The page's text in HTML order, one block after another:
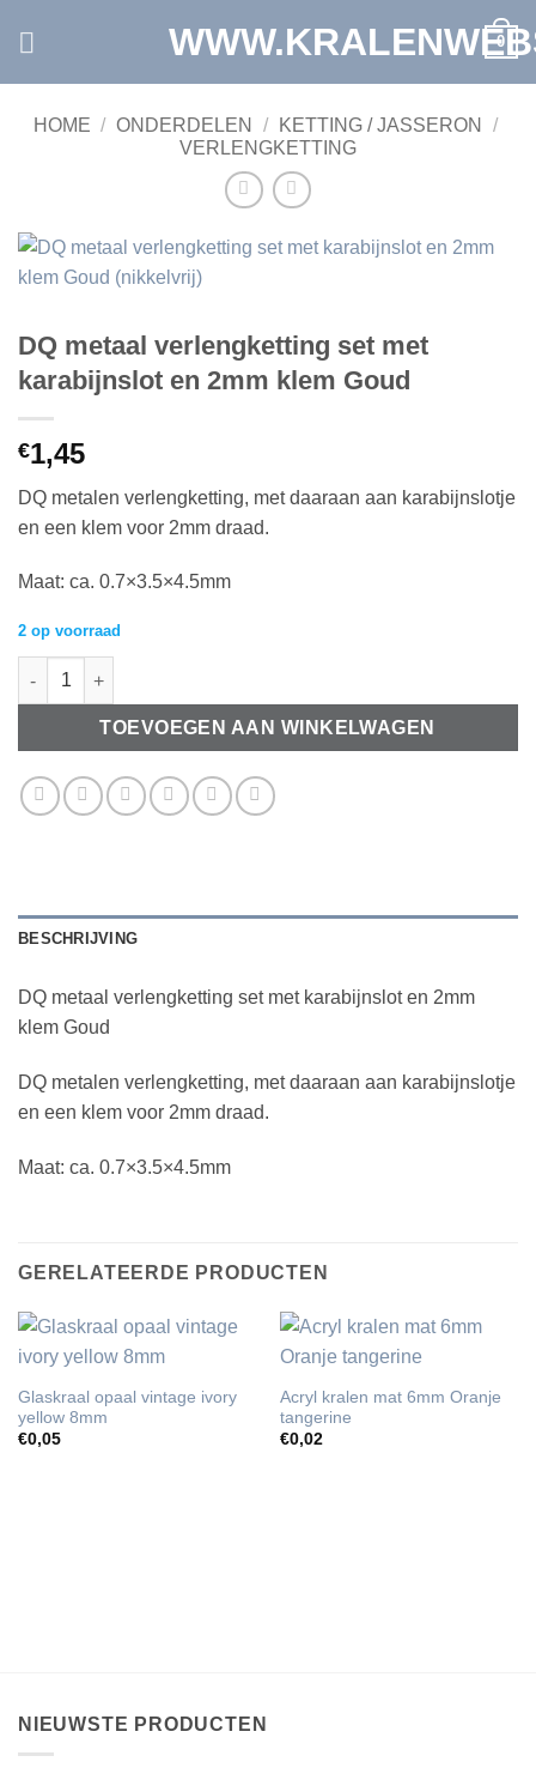
0
HOME / ONDERDELEN / KETTING / JASSERON
/
VERLENGKETTING
DQ metaal verlengketting set met
karabijnslot en 2mm klem Goud
€1,45
DQ metalen verlengketting, met daaraan aan karabijnslotje
en een klem voor 2mm draad.
Maat: ca. 0.7×3.5×4.5mm
2 op voorraad
DQ metaal verlengketting set met karabijnslot en 2mm klem
TOEVOEGEN AAN WINKELWAGEN
BESCHRIJVING
DQ metaal verlengketting set met karabijnslot en 2mm
klem Goud
DQ metalen verlengketting, met daaraan aan karabijnslotje
en een klem voor 2mm draad.
Maat: ca. 0.7×3.5×4.5mm
GERELATEERDE PRODUCTEN
Glaskraal opaal vintage ivory
yellow 8mm
€0,05
Acryl kralen mat 6mm Oranje
tangerine
€0,02
NIEUWSTE PRODUCTEN